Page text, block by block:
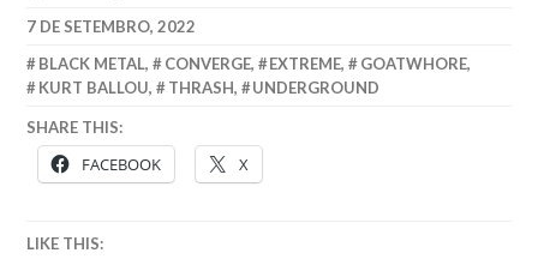
7 DE SETEMBRO, 2022
BLACK METAL, CONVERGE, EXTREME, GOATWHORE,
KURT BALLOU, THRASH, UNDERGROUND
SHARE THIS:
FACEBOOK X
LIKE THIS: